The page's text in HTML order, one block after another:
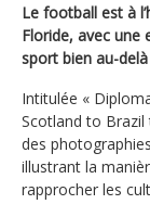
Le football est à
Floride, avec une
sport bien au-
Intitulée «
Scotland to
des
illustrant la
rapprocher les